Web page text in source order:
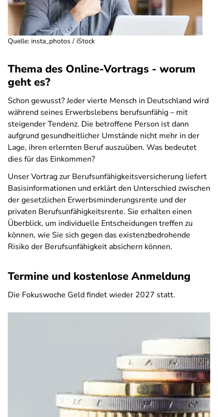
Quelle: insta_photos / iStock
Thema des Online-Vortrags - worum
geht es?
Schon gewusst? Jeder vierte Mensch in Deutschland wird
während seines Erwerbslebens berufsunfähig – mit
steigender Tendenz. Die betroffene Person ist dann
aufgrund gesundheitlicher Umstände nicht mehr in der
Lage, ihren erlernten Beruf auszuüben. Was bedeutet
dies für das Einkommen?
Unser Vortrag zur Berufsunfähigkeitsversicherung liefert
Basisinformationen und erklärt den Unterschied zwischen
der gesetzlichen Erwerbsminderungsrente und der
privaten Berufsunfähigkeitsrente. Sie erhalten einen
Überblick, um individuelle Entscheidungen treffen zu
können, wie Sie sich gegen das existenzbedrohende
Risiko der Berufsunfähigkeit absichern können.
Termine und kostenlose Anmeldung
Die Fokuswoche Geld findet wieder 2027 statt.